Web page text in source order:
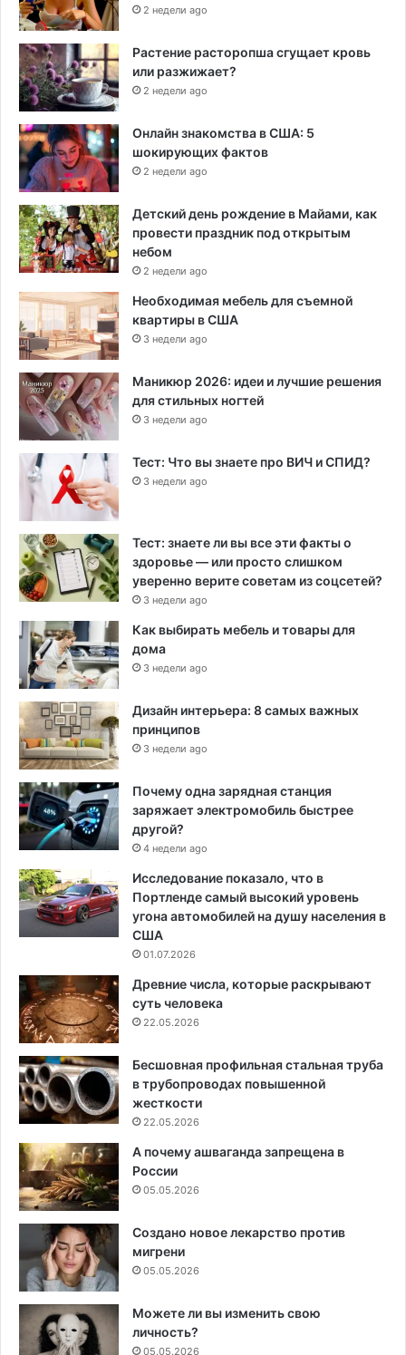
2 недели ago
Растение расторопша сгущает кровь
или разжижает?
2 недели ago
Онлайн знакомства в США: 5
шокирующих фактов
2 недели ago
Детский день рождение в Майами, как
провести праздник под открытым
небом
2 недели ago
Необходимая мебель для съемной
квартиры в США
3 недели ago
Маникюр 2026: идеи и лучшие решения
для стильных ногтей
3 недели ago
Тест: Что вы знаете про ВИЧ и СПИД?
3 недели ago
Тест: знаете ли вы все эти факты о
здоровье — или просто слишком
уверенно верите советам из соцсетей?
3 недели ago
Как выбирать мебель и товары для
дома
3 недели ago
Дизайн интерьера: 8 самых важных
принципов
3 недели ago
Почему одна зарядная станция
заряжает электромобиль быстрее
другой?
4 недели ago
Исследование показало, что в
Портленде самый высокий уровень
угона автомобилей на душу населения в
США
01.07.2026
Древние числа, которые раскрывают
суть человека
22.05.2026
Бесшовная профильная стальная труба
в трубопроводах повышенной
жесткости
22.05.2026
А почему ашваганда запрещена в
России
05.05.2026
Создано новое лекарство против
мигрени
05.05.2026
Можете ли вы изменить свою
личность?
05.05.2026